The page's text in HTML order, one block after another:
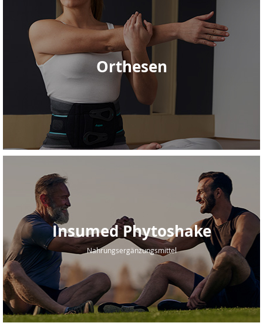
Orthesen
Insumed Phytoshake
Nahrungsergänzungsmittel